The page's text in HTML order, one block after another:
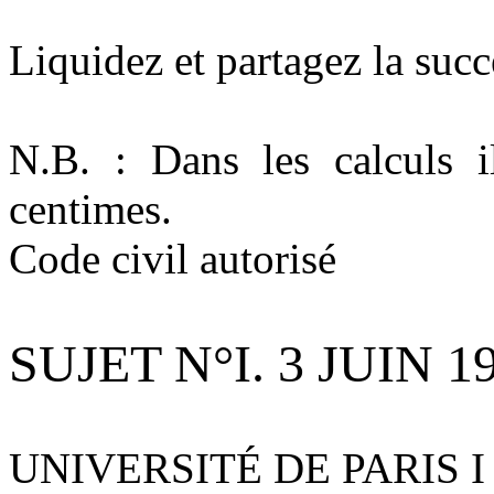
Liquidez et partagez la
N.B. : Dans les calculs
centimes.
Code civil autorisé
SUJET N°I. 3 JUIN
UNIVERSITÉ DE PARIS